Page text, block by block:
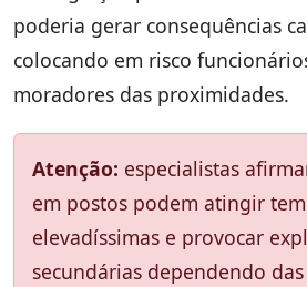
poderia gerar consequências
colocando em risco
moradores das proximidades.
Atenção: especialistas
em postos podem atingir
elevadíssimas e provocar
secundárias dependendo